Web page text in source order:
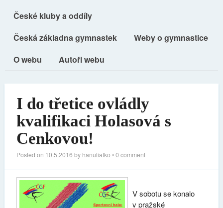
České kluby a oddíly
Česká základna gymnastek
Weby o gymnastice
O webu
Autoři webu
I do třetice ovládly
kvalifikaci Holasová s
Cenkovou!
Posted on 10.5.2016 by hanuliatko •0 comment
V sobotu se konalo
v pražské